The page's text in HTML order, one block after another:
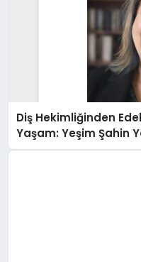
Diş Hekimliğinden
Yaşam: Yeşim Şahin